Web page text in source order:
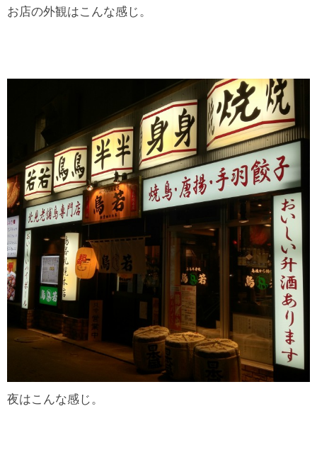
お店の外観はこんな感じ。
夜はこんな感じ。